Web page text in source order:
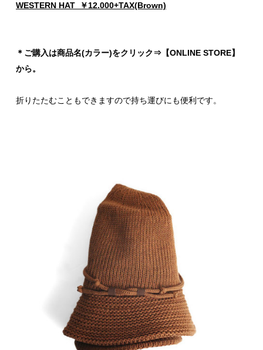
WESTERN HAT ￥12.000+TAX(Brown)
＊ご購入は商品名(カラー)をクリック⇒【ONLINE STORE】
から。
折りたたむこともできますので持ち運びにも便利です。